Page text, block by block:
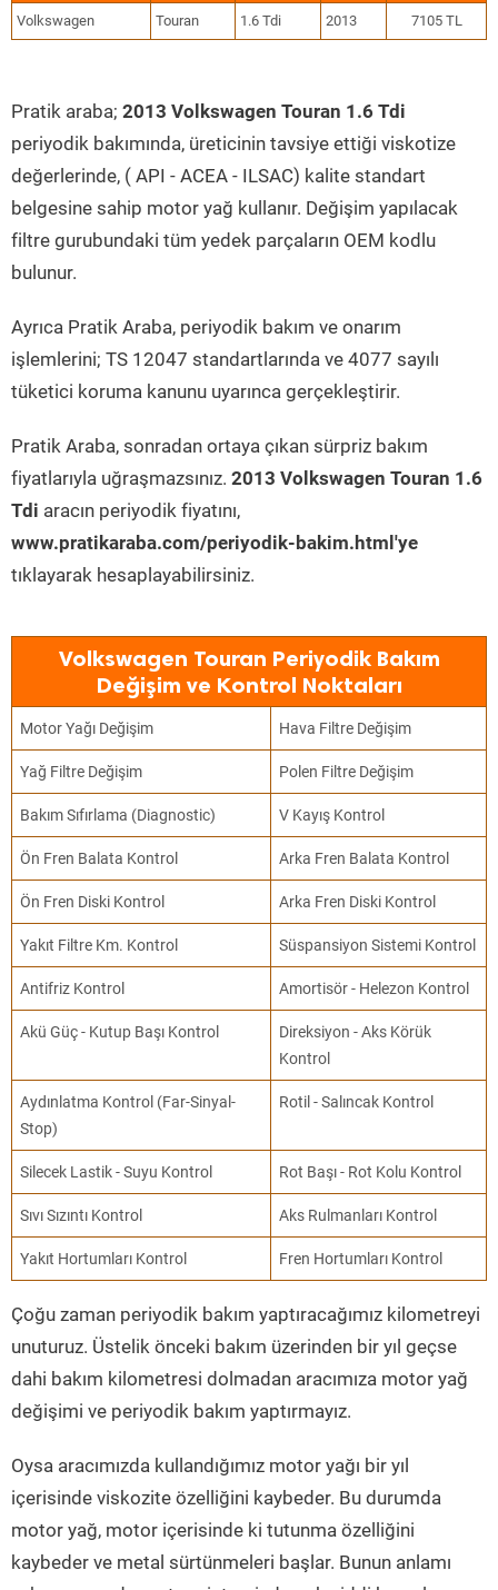
Volkswagen Touran 1.6 Tdi 2013 7105 TL
Pratik araba; 2013 Volkswagen Touran 1.6 Tdi
periyodik bakımında, üreticinin tavsiye ettiği viskotize
değerlerinde, ( API - ACEA - ILSAC) kalite standart
belgesine sahip motor yağ kullanır. Değişim yapılacak
filtre gurubundaki tüm yedek parçaların OEM kodlu
bulunur.
Ayrıca Pratik Araba, periyodik bakım ve onarım
işlemlerini; TS 12047 standartlarında ve 4077 sayılı
tüketici koruma kanunu uyarınca gerçekleştirir.
Pratik Araba, sonradan ortaya çıkan sürpriz bakım
fiyatlarıyla uğraşmazsınız. 2013 Volkswagen Touran 1.6
Tdi aracın periyodik fiyatını,
www.pratikaraba.com/periyodik-bakim.html'ye
tıklayarak hesaplayabilirsiniz.
Volkswagen Touran Periyodik Bakım
Değişim ve Kontrol Noktaları
Motor Yağı Değişim Hava Filtre Değişim
Yağ Filtre Değişim Polen Filtre Değişim
Bakım Sıfırlama (Diagnostic) V Kayış Kontrol
Ön Fren Balata Kontrol Arka Fren Balata Kontrol
Ön Fren Diski Kontrol Arka Fren Diski Kontrol
Yakıt Filtre Km. Kontrol Süspansiyon Sistemi Kontrol
Antifriz Kontrol Amortisör - Helezon Kontrol
Akü Güç - Kutup Başı Kontrol
Direksiyon - Aks Körük
Kontrol
Aydınlatma Kontrol (Far-Sinyal-
Stop)
Rotil - Salıncak Kontrol
Silecek Lastik - Suyu Kontrol Rot Başı - Rot Kolu Kontrol
Sıvı Sızıntı Kontrol Aks Rulmanları Kontrol
Yakıt Hortumları Kontrol Fren Hortumları Kontrol
Çoğu zaman periyodik bakım yaptıracağımız kilometreyi
unuturuz. Üstelik önceki bakım üzerinden bir yıl geçse
dahi bakım kilometresi dolmadan aracımıza motor yağ
değişimi ve periyodik bakım yaptırmayız.
Oysa aracımızda kullandığımız motor yağı bir yıl
içerisinde viskozite özelliğini kaybeder. Bu durumda
motor yağ, motor içerisinde ki tutunma özelliğini
kaybeder ve metal sürtünmeleri başlar. Bunun anlamı